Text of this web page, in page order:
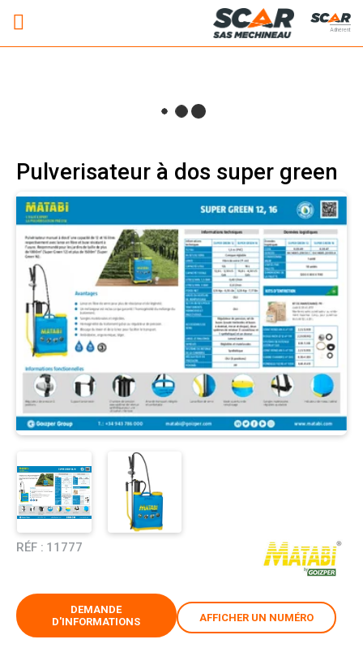
Adhérent
Pulverisateur à dos super green
RÉF : 11777
DEMANDE
D'INFORMATIONS
AFFICHER UN NUMÉRO